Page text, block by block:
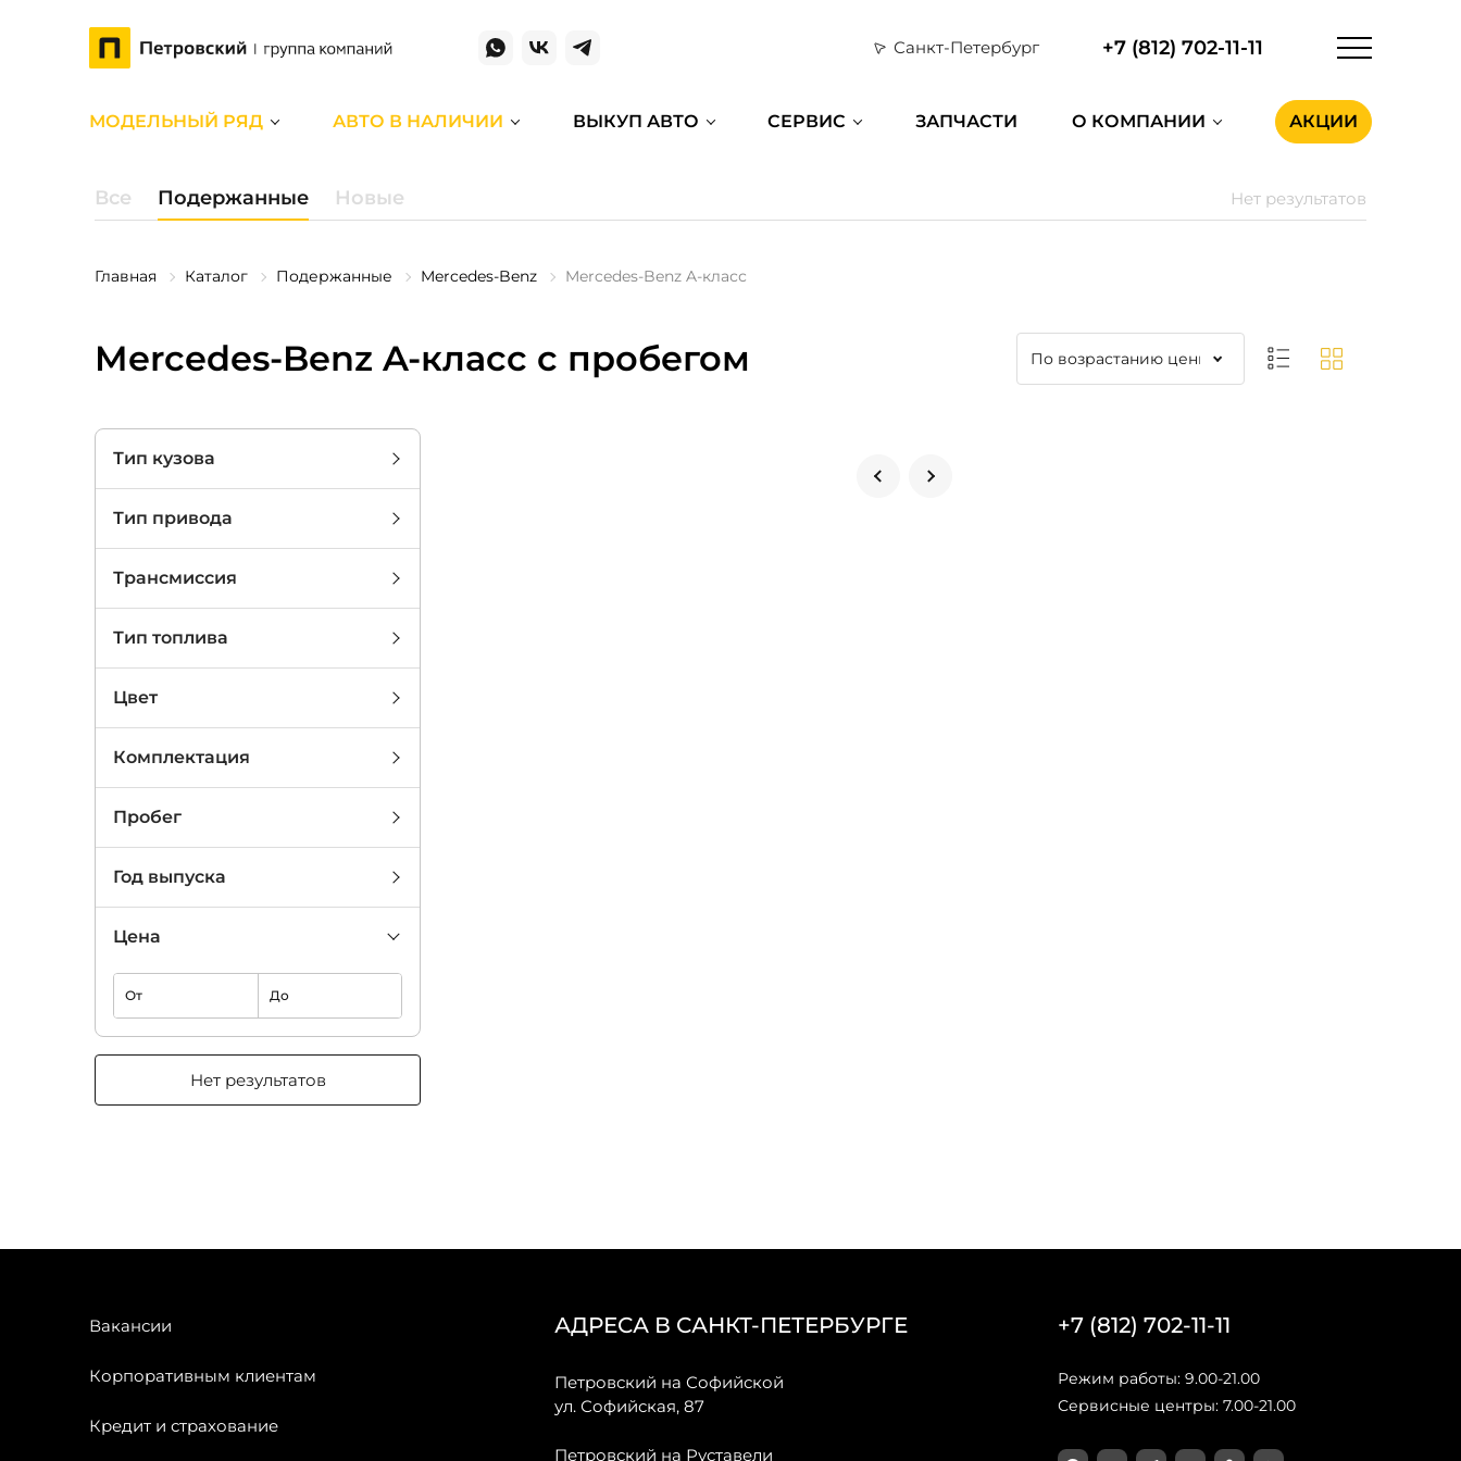
Санкт-Петербург +7 (812) 702-11-11
МОДЕЛЬНЫЙ РЯД АВТО В НАЛИЧИИ ВЫКУП АВТО СЕРВИС ЗАПЧАСТИ О КОМПАНИИ АКЦИИ
Все Подержанные Новые Нет результатов
Главная Каталог Подержанные Mercedes-Benz Mercedes-Benz A-класс
Mercedes-Benz A-класс с пробегом
Тип кузова
Тип привода
Трансмиссия
Тип топлива
Цвет
Комплектация
Пробег
Год выпуска
Цена
От До
Нет результатов
Вакансии
Корпоративным клиентам
Кредит и страхование
АДРЕСА В САНКТ-ПЕТЕРБУРГЕ
Петровский на Софийской
ул. Софийская, 87
Петровский на Руставели
+7 (812) 702-11-11
Режим работы: 9.00-21.00
Сервисные центры: 7.00-21.00